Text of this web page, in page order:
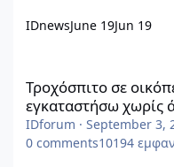
IDnewsJune 19Jun 19
Τροχόσπιτο σε
εγκαταστήσω χωρίς
IDforum · September 3,
0 comments10194